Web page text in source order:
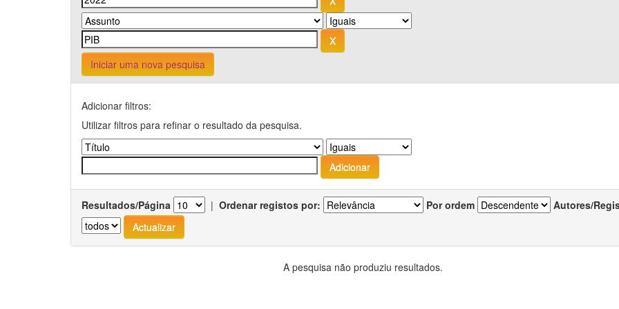
Iniciar uma nova pesquisa
Adicionar filtros:
Utilizar filtros para refinar o resultado da pesquisa.
Resultados/Página | Ordenar registos por: Por ordem Autores/
A pesquisa não produziu resultados.